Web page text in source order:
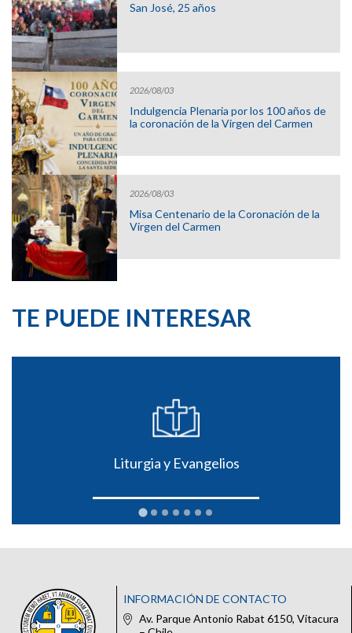
San José, 25 años
2026/08/03
Indulgencia Plenaria por los 100 años de
la coronación de la Virgen del Carmen
2026/08/03
Misa Centenario de la Coronación de la
Virgen del Carmen
TE PUEDE INTERESAR
Liturgia y Evangelios
INFORMACIÓN DE CONTACTO
Av. Parque Antonio Rabat 6150, Vitacura